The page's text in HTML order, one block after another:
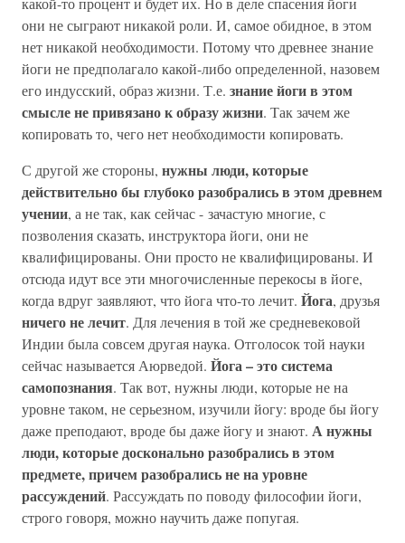
они не сыграют никакой роли. И, самое обидное, в этом
нет никакой необходимости. Потому что древнее знание
йоги не предполагало какой-либо определенной, назовем
его индусский, образ жизни. Т.е. знание йоги в этом
смысле не привязано к образу жизни. Так зачем же
копировать то, чего нет необходимости копировать.
С другой же стороны, нужны люди, которые
действительно бы глубоко разобрались в этом древнем
учении, а не так, как сейчас - зачастую многие, с
позволения сказать, инструктора йоги, они не
квалифицированы. Они просто не квалифицированы. И
отсюда идут все эти многочисленные перекосы в йоге,
когда вдруг заявляют, что йога что-то лечит. Йога, друзья
ничего не лечит. Для лечения в той же средневековой
Индии была совсем другая наука. Отголосок той науки
сейчас называется Аюрведой. Йога – это система
самопознания. Так вот, нужны люди, которые не на
уровне таком, не серьезном, изучили йогу: вроде бы йогу
даже преподают, вроде бы даже йогу и знают. А нужны
люди, которые досконально разобрались в этом
предмете, причем разобрались не на уровне
рассуждений. Рассуждать по поводу философии йоги,
строго говоря, можно научить даже попугая.